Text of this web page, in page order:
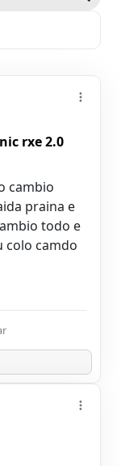
rxe 2.0
cambio
praina e
todo e
colo camdo